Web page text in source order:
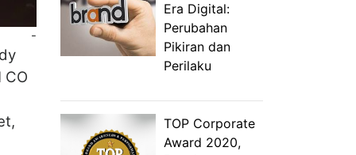
-
CO
Era Digital:
Perubahan
Pikiran dan
Perilaku
TOP Corporate
Award 2020,